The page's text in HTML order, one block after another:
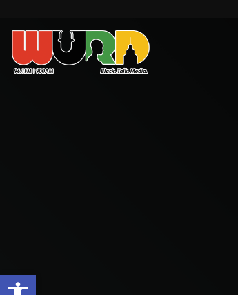
Open toolbar